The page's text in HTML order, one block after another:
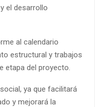
el desarrollo
al calendario
estructural y trabajos
etapa del proyecto.
ya que facilitará
y mejorará la